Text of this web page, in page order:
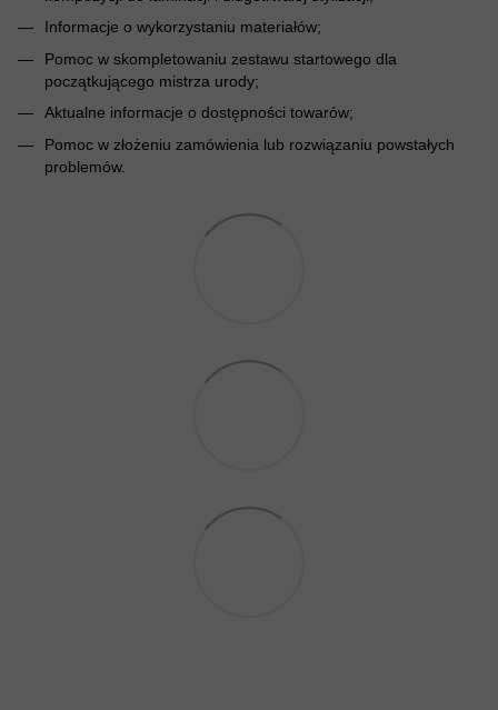
Informacje o wykorzystaniu materiałów;
Pomoc w skompletowaniu zestawu startowego dla
początkującego mistrza urody;
Aktualne informacje o dostępności towarów;
Pomoc w złożeniu zamówienia lub rozwiązaniu powstałych
problemów.